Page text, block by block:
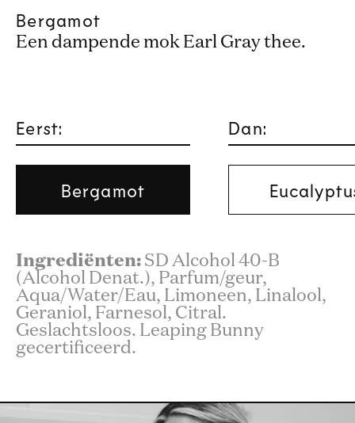
Bergamot
Een dampende mok Earl Gray thee.
Eerst:
Bergamot
Dan:
Ingrediënten: SD Alcohol 40-B
(Alcohol Denat.), Parfum/geur,
Aqua/Water/Eau, Limoneen, Linalool,
Geraniol, Farnesol, Citral.
Geslachtsloos. Leaping Bunny
gecertificeerd.